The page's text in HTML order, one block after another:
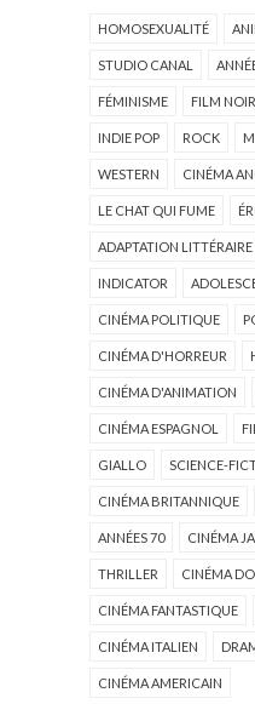
HOMOSEXUALITÉ
STUDIO CANAL
FÉMINISME FILM NOIR
INDIE POP ROCK
WESTERN CINÉMA
LE CHAT QUI FUME
ADAPTATION LITTÉRAIRE
INDICATOR
CINÉMA POLITIQUE
CINÉMA D'HORREUR
CINÉMA D'ANIMATION
CINÉMA ESPAGNOL
GIALLO SCIENCE-
CINÉMA BRITANNIQUE
ANNÉES 70 CINÉMA
THRILLER CINÉMA
CINÉMA FANTASTIQUE
CINÉMA ITALIEN
CINÉMA AMERICAIN